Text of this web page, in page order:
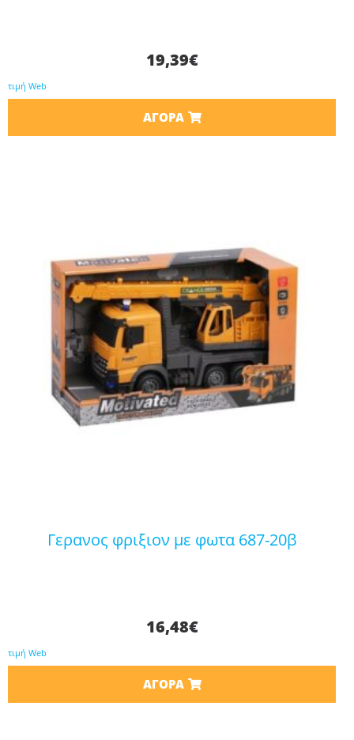
19,39€
τιμή Web
ΑΓΟΡΆ
γερανος φριξιον με φωτα 687-20β
16,48€
τιμή Web
ΑΓΟΡΆ